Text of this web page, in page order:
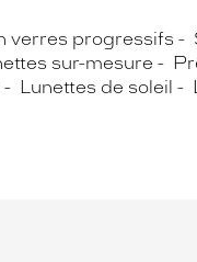
verres progressifs
sur-mesure
Lunettes de soleil